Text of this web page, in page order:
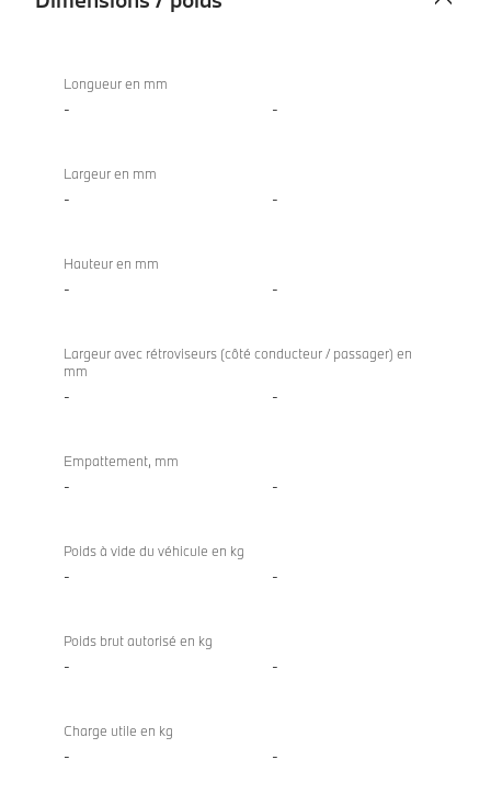
poids
Coupé
Longueur en mm
- -
Largeur en mm
- -
Hauteur en mm
- -
Largeur avec rétroviseurs (côté conducteur / passager) en
mm
- -
Empattement, mm
- -
Poids à vide du véhicule en kg
- -
Poids brut autorisé en kg
- -
Charge utile en kg
- -